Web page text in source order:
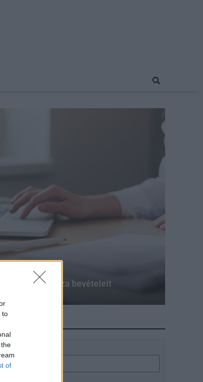
to
of
évre duplázza bevételeit